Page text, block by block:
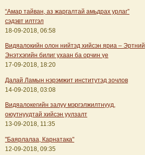
“Амар тайван, аз жаргалтай амьдрах урлаг”
сэдэвт илтгэл
18-09-2018, 06:58
Видяалокийн олон нийтэд хийсэн яриа – Эртний
Энэтхэгийн билиг ухаан ба орчин үе
17-09-2018, 18:20
Далай Ламын нэрэмжит институтэд зочлов
14-09-2018, 03:08
Видяалокегийн залуу мэргэлжилтнүүд,
оюутнуудтай хийсэн уулзалт
13-09-2018, 11:35
"Баярлалаа, Карнатака"
12-09-2018, 09:35